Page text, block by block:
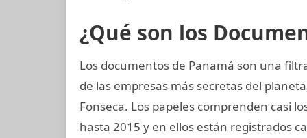
¿Qué son los
Los documentos de Panamá son una
de las empresas más secretas del
Fonseca. Los papeles comprenden casi
hasta 2015 y en ellos están registrados